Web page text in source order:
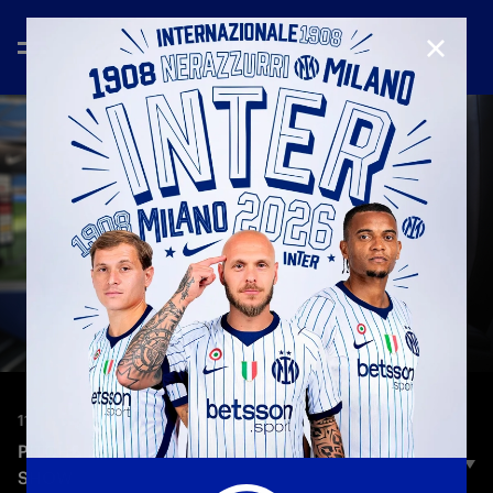
11 set 2024
PITCHSIDE CLUB: LIVE A SHOW AROUND THE
SHOW